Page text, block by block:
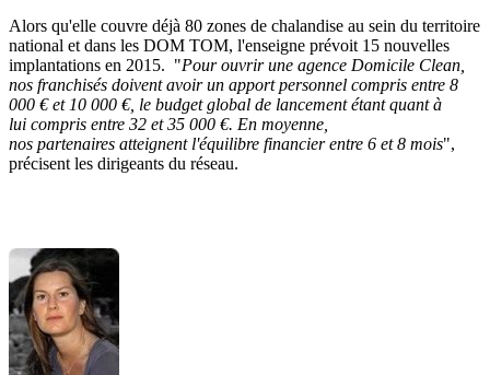
Alors qu'elle couvre déjà 80 zones de chalandise au sein du territoire
national et dans les DOM TOM, l'enseigne prévoit 15 nouvelles
implantations en 2015. "Pour ouvrir une agence Domicile Clean,
nos franchisés doivent avoir un apport personnel compris entre 8
000 € et 10 000 €, le budget global de lancement étant quant à
lui compris entre 32 et 35 000 €. En moyenne,
nos partenaires atteignent l'équilibre financier entre 6 et 8 mois",
précisent les dirigeants du réseau.